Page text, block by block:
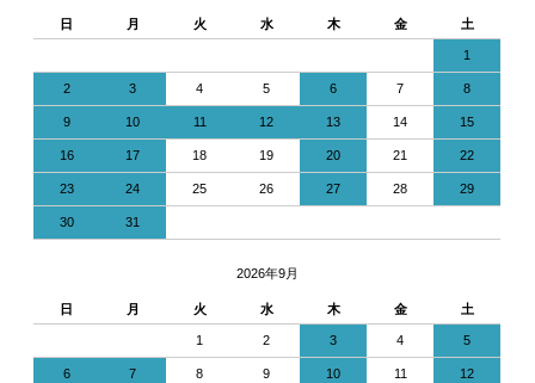
日 月 火 水 木 金 土
1
2 3 4 5 6 7 8
9 10 11 12 13 14 15
16 17 18 19 20 21 22
23 24 25 26 27 28 29
30 31
2026年9月
日 月 火 水 木 金 土
1 2 3 4 5
6 7 8 9 10 11 12